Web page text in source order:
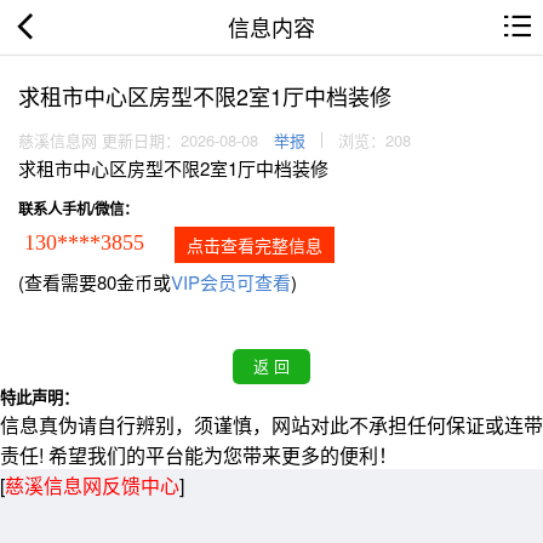
信息内容
求租市中心区房型不限2室1厅中档装修
慈溪信息网 更新日期：2026-08-08 举报 浏览：208
求租市中心区房型不限2室1厅中档装修
联系人手机/微信：
130****3855 点击查看完整信息
(查看需要80金币或VIP会员可查看)
特此声明：
信息真伪请自行辨别，须谨慎，网站对此不承担任何保证或连带
责任! 希望我们的平台能为您带来更多的便利！
[慈溪信息网反馈中心]